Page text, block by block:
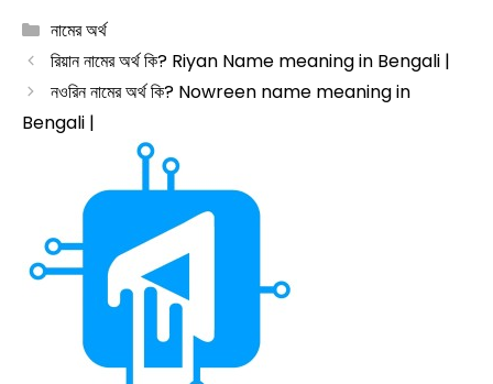
Categories
নামের অর্থ
রিয়ান নামের অর্থ কি? Riyan Name meaning in Bengali |
নওরিন নামের অর্থ কি? Nowreen name meaning in
Bengali |